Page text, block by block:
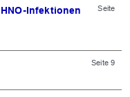
Infektionen
Seite
Seite 9